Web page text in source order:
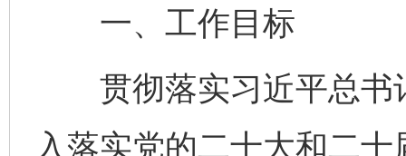
一、工作目标
贯彻落实习近平总书
入落实党的二十大和二